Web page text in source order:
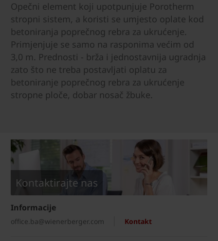
Opečni element koji upotpunjuje Porotherm
stropni sistem, a koristi se umjesto oplate kod
betoniranja poprečnog rebra za ukrućenje.
Primjenjuje se samo na rasponima većim od
3,0 m. Prednosti - brža i jednostavnija ugradnja
zato što ne treba postavljati oplatu za
betoniranje poprečnog rebra za ukrućenje
stropne ploče, dobar nosač žbuke.
Kontaktirajte nas
Informacije
Kontakt
office.ba@wienerberger.com